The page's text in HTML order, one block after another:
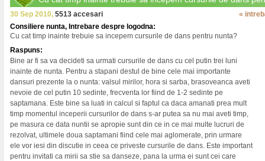
30 Sep 2010, 5513 accesari
«
Consiliere nunta, Intrebare despre logodna:
Cu cat timp inainte trebuie sa incepem cursurile de dans pentru nunta?
Raspuns:
Bine ar fi sa va decideti sa urmati cursurile de dans cu cel putin trei luni
inainte de nunta. Pentru a stapani destul de bine cele mai importante
dansuri prezente la o nunta: valsul mirilor, hora si sarba, brasoveanca aveti
nevoie de cel putin 10 sedinte, frecventa lor fiind de 1-2 sedinte pe
saptamana. Este bine sa luati in calcul si faptul ca daca amanati prea mult
timp momentul inceperii cursurilor de dans s-ar putea sa nu mai aveti timp,
pe masura ce data nuntii se apropie sunt din ce in ce mai multe lucruri de
rezolvat, ultimele doua saptamani fiind cele mai aglomerate, prin urmare
ele vor iesi din discutie in ceea ce priveste cursurile de dans. Este important
pentru invitati ca mirii sa stie sa danseze, pana la urma ei sunt cei care